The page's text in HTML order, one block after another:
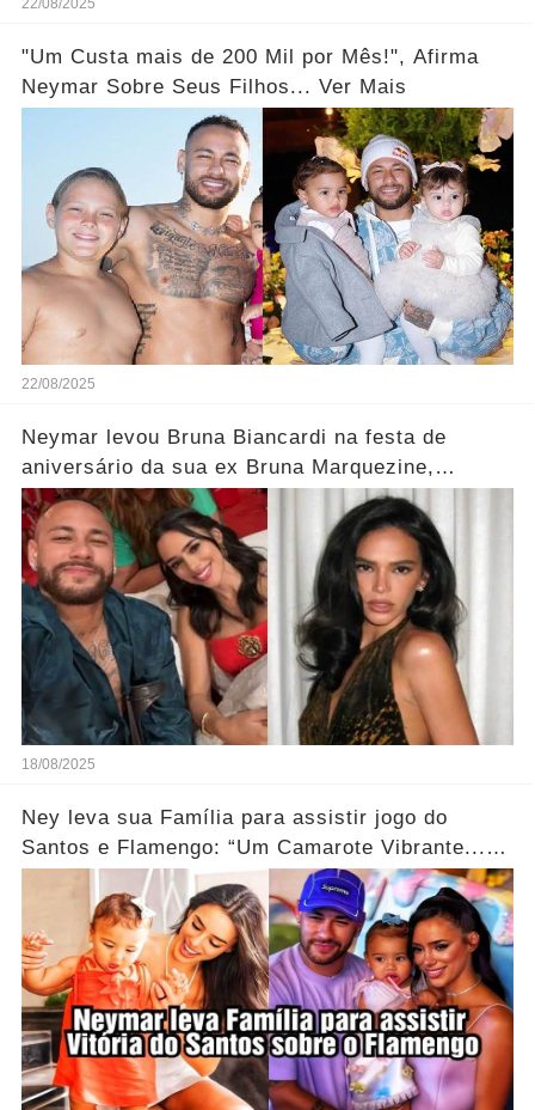
"Um Custa mais de 200 Mil por Mês!", Afirma
Neymar Sobre Seus Filhos... Ver Mais
22/08/2025
Neymar levou Bruna Biancardi na festa de
aniversário da sua ex Bruna Marquezine,
vixe...Ver mais
18/08/2025
Ney leva sua Família para assistir jogo do
Santos e Flamengo: “Um Camarote Vibrante...”